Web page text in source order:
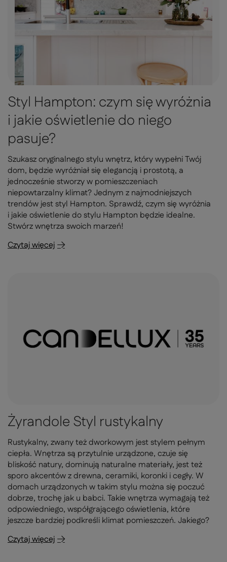
Styl Hampton: czym się wyróżnia
i jakie oświetlenie do niego
pasuje?
Szukasz oryginalnego stylu wnętrz, który wypełni Twój
dom, będzie wyróżniał się elegancją i prostotą, a
jednocześnie stworzy w pomieszczeniach
niepowtarzalny klimat? Jednym z najmodniejszych
trendów jest styl Hampton. Sprawdź, czym się wyróżnia
i jakie oświetlenie do stylu Hampton będzie idealne.
Stwórz wnętrza swoich marzeń!
Czytaj więcej
Żyrandole Styl rustykalny
Rustykalny, zwany też dworkowym jest stylem pełnym
ciepła. Wnętrza są przytulnie urządzone, czuje się
bliskość natury, dominują naturalne materiały, jest też
sporo akcentów z drewna, ceramiki, koronki i cegły. W
domach urządzonych w takim stylu można się poczuć
dobrze, trochę jak u babci. Takie wnętrza wymagają też
odpowiedniego, współgrającego oświetlenia, które
jeszcze bardziej podkreśli klimat pomieszczeń. Jakiego?
Czytaj więcej